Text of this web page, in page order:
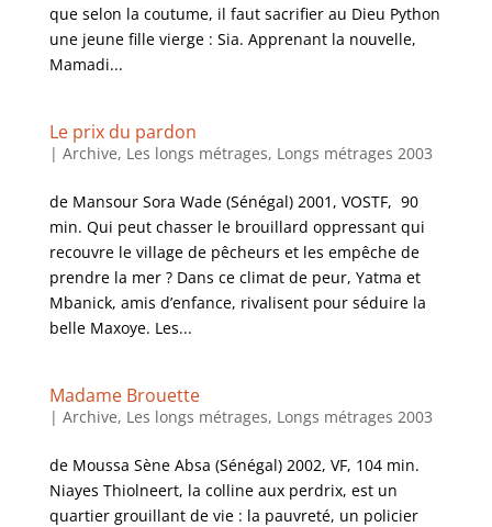
que selon la coutume, il faut sacrifier au Dieu Python
une jeune fille vierge : Sia. Apprenant la nouvelle,
Mamadi...
Le prix du pardon
| Archive, Les longs métrages, Longs métrages 2003
de Mansour Sora Wade (Sénégal) 2001, VOSTF, 90
min. Qui peut chasser le brouillard oppressant qui
recouvre le village de pêcheurs et les empêche de
prendre la mer ? Dans ce climat de peur, Yatma et
Mbanick, amis d’enfance, rivalisent pour séduire la
belle Maxoye. Les...
Madame Brouette
| Archive, Les longs métrages, Longs métrages 2003
de Moussa Sène Absa (Sénégal) 2002, VF, 104 min.
Niayes Thiolneert, la colline aux perdrix, est un
quartier grouillant de vie : la pauvreté, un policier